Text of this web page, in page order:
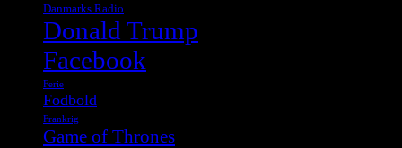
Danmarks Radio
Donald Trump
Facebook
Ferie
Fodbold
Frankrig
Game of Thrones